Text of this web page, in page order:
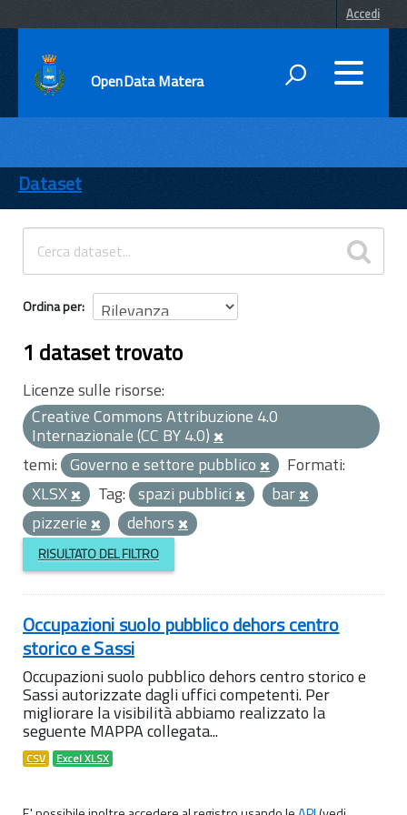
Accedi
OpenData Matera
ENTI
TEMI
INFORMAZIONI
Dataset
Ordina per
1 dataset trovato
Licenze sulle risorse:
Creative Commons Attribuzione 4.0
Internazionale (CC BY 4.0)
temi: Governo e settore pubblico
Formati:
XLSX
Tag: spazi pubblici
bar
pizzerie
dehors
RISULTATO DEL FILTRO
Occupazioni suolo pubblico dehors centro
storico e Sassi
Occupazioni suolo pubblico dehors centro storico e
Sassi autorizzate dagli uffici competenti. Per
migliorare la visibilità abbiamo realizzato la
seguente MAPPA collegata...
CSV Excel XLSX